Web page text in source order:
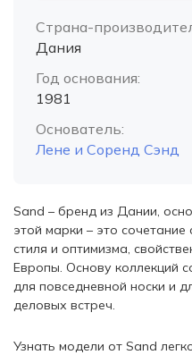
Sand – бренд из Дании,
этой марки – это сочетание
стиля и оптимизма,
Европы. Основу коллекций
для повседневной носки и
деловых встреч.
Узнать модели от Sand
Страна-
Дания
Год основания:
1981
Основатель:
Лене и Соренд Сэнд